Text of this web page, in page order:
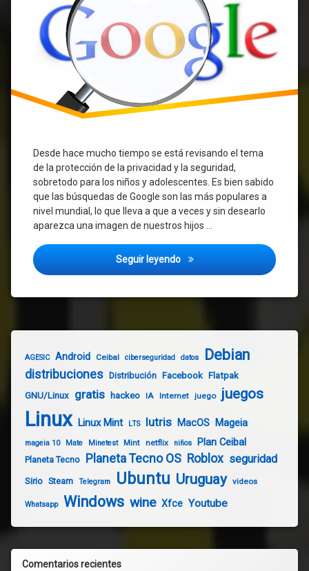
Desde hace mucho tiempo se está revisando el tema
de la protección de la privacidad y la seguridad,
sobretodo para los niños y adolescentes. Es bien sabido
que las búsquedas de Google son las más populares a
nivel mundial, lo que lleva a que a veces y sin desearlo
aparezca una imagen de nuestros hijos …
Seguir leyendo Google: desde ahora
AGESIC Android Ceibal ciberseguridad datos Debian
distribuciones Distribución Facebook Flatpak
GNU/Linux gratis hackeo IA Internet juego juegos
Linux Linux Mint LTS lutris MacOS Mageia
mageia 10 Mate Minetest Mint netflix niños Plan Ceibal
Planeta Tecno Planeta Tecno OS Roblox seguridad
Sirio Steam Telegram Ubuntu Uruguay videos
Whatsapp Windows wine Xfce Youtube
Comentarios recientes